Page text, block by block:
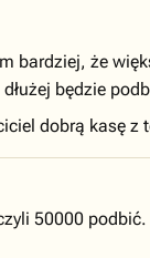
bardziej, że
będzie
dobrą kasę z
50000